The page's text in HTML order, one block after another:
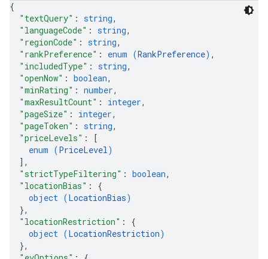
{
"textQuery" : string,
"languageCode" : string,
"regionCode" : string,
"rankPreference" : enum (RankPreference) ,
"includedType" : string,
"openNow" : boolean,
"minRating" : number,
"maxResultCount" : integer,
"pageSize" : integer,
"pageToken" : string,
"priceLevels" :
[
enum (PriceLevel)
] ,
"strictTypeFiltering" : boolean,
"locationBias" : {
object (LocationBias)
},
"locationRestriction" : {
object (LocationRestriction)
},